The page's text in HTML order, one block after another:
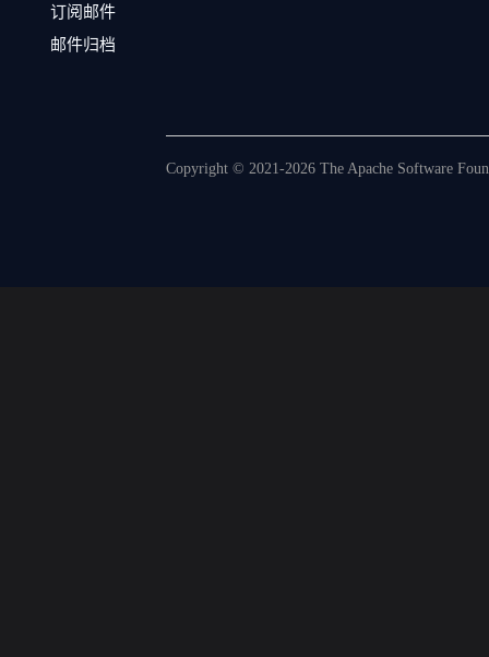
订阅邮件
邮件归档
Copyright © 2021-2026 The Apache Software